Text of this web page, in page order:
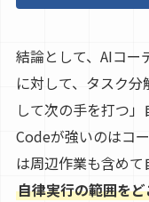
結論として、AIコー
に対して、タスク
して次の手を打つ
Codeが強いのはコ
は周辺作業も含めて
自律実行の範囲を